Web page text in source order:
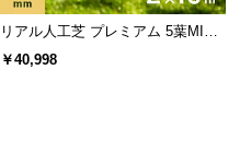
リアル人工芝 プレミアム 5葉MI
X・質感をさらに追求 芝丈38mm 2
￥40,998